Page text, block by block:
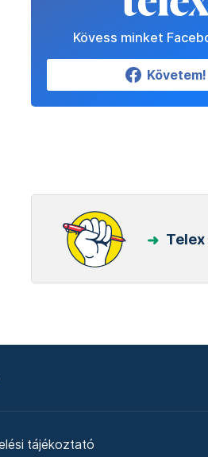
Kövess minket
Követem!
Telex
tájékoztató